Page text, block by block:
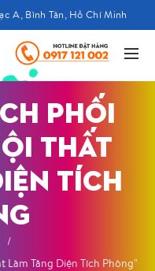
A, Bình Tân, Hồ Chí Minh
PHỐI
THẤT
TÍCH
Làm Tăng Diện Tích Phòng"